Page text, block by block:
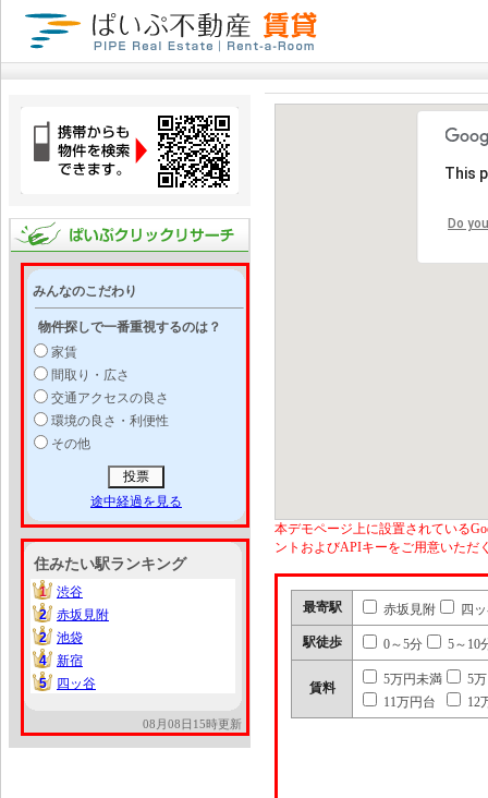
みんなのこだわり
物件探しで一番重視するのは？
家賃
間取り・広さ
交通アクセスの良さ
環境の良さ・利便性
その他
途中経過を見る
住みたい駅ランキング
1
1
渋谷
2
2
赤坂見附
2
2
池袋
4
4
新宿
5
5 四ッ谷
08月08日15時更新
This
Do
本デモページ上に設置されている
ントおよびAPIキーをご用意いただ
最寄駅 赤坂見附 四
駅徒歩 0～5分 5～10
賃料
5万円未満
5
11万円台
12